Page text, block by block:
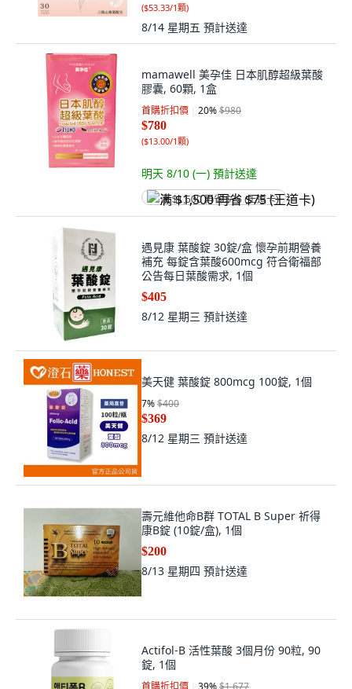
($53.33/1顆)
8/14 星期五 預計送達
mamawell 美孕佳 日本肌醇超級葉酸
膠囊, 60顆, 1盒
首購折扣價 20%$980
$780
($13.00/1顆)
明天 8/10 (一) 預計送達
满 $1,500 再省 $75 (王道卡)
遇見康 葉酸錠 30錠/盒 懷孕前期營養
補充 每錠含葉酸600mcg 符合衛福部
公告每日葉酸需求, 1個
$405
8/12 星期三 預計送達
美天健 葉酸錠 800mcg 100錠, 1個
7%$400
$369
8/12 星期三 預計送達
壽元維他命B群 TOTAL B Super 祈得
康B錠 (10錠/盒), 1個
$200
8/13 星期四 預計送達
Actifol-B 活性葉酸 3個月份 90粒, 90
錠, 1個
首購折扣價 39%$1,677